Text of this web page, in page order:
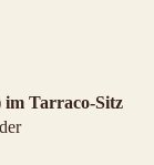
im Tarraco-Sitz